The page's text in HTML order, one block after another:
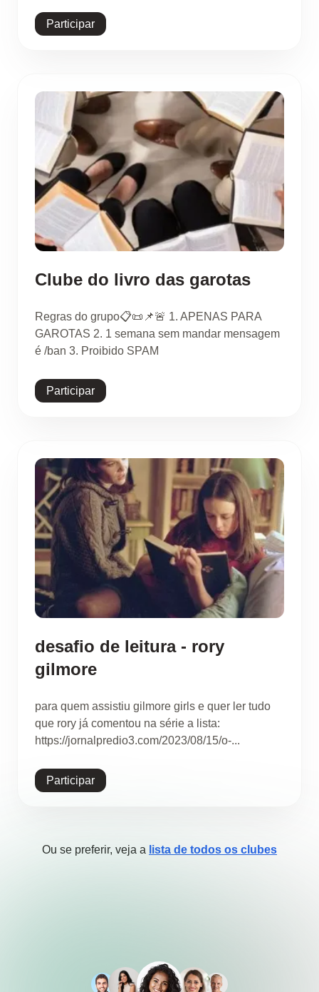
Participar
Clube do livro das garotas
Regras do grupo📋📜📌🚨 1. APENAS PARA
GAROTAS 2. 1 semana sem mandar mensagem
é /ban 3. Proibido SPAM
Participar
desafio de leitura - rory
gilmore
para quem assistiu gilmore girls e quer ler tudo
que rory já comentou na série a lista:
https://jornalpredio3.com/2023/08/15/o-...
Participar
Ou se preferir, veja a lista de todos os clubes